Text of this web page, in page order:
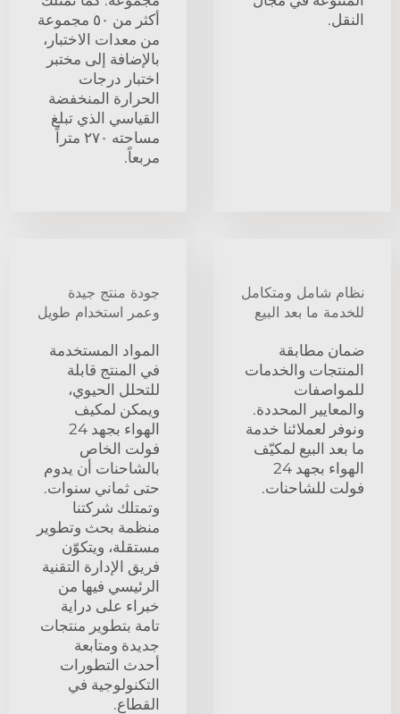
النقل.
أكثر من ٥٠ مجموعة
من معدات الاختبار،
بالإضافة إلى مختبر
اختبار درجات
الحرارة المنخفضة
القياسي الذي تبلغ
مساحته ٢٧٠ متراً
مربعاً.
نظام شامل ومتكامل
للخدمة ما بعد البيع
ضمان مطابقة
المنتجات والخدمات
للمواصفات
والمعايير المحددة.
ونوفر لعملائنا خدمة
ما بعد البيع لمكيّف
الهواء بجهد 24
فولت للشاحنات.
جودة منتج جيدة
وعمر استخدام طويل
المواد المستخدمة
في المنتج قابلة
للتحلل الحيوي،
ويمكن لمكيف
الهواء بجهد 24
فولت الخاص
بالشاحنات أن يدوم
حتى ثماني سنوات.
وتمتلك شركتنا
منظمة بحث وتطوير
مستقلة، ويتكوّن
فريق الإدارة التقنية
الرئيسي فيها من
خبراء على دراية
تامة بتطوير منتجات
جديدة ومتابعة
أحدث التطورات
التكنولوجية في
القطاع.